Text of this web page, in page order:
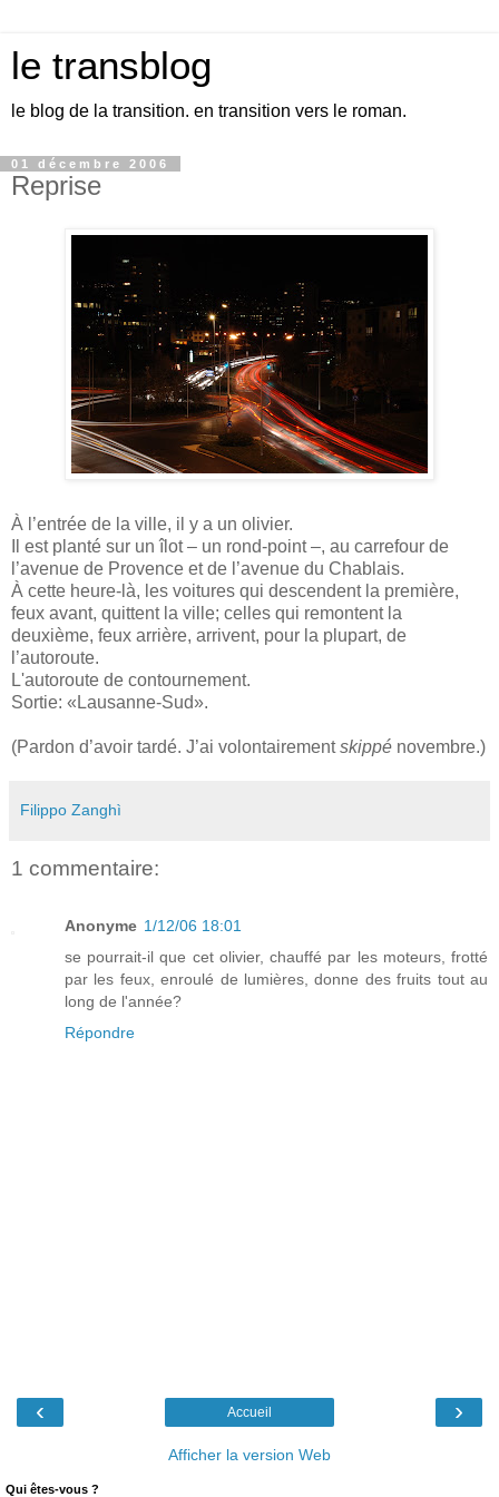
le transblog
le blog de la transition. en transition vers le roman.
01 décembre 2006
Reprise
À l’entrée de la ville, il y a un olivier.
Il est planté sur un îlot – un rond-point –, au carrefour de
l’avenue de Provence et de l’avenue du Chablais.
À cette heure-là, les voitures qui descendent la première,
feux avant, quittent la ville; celles qui remontent la
deuxième, feux arrière, arrivent, pour la plupart, de
l’autoroute.
L'autoroute de contournement.
Sortie: «Lausanne-Sud».
(Pardon d’avoir tardé. J’ai volontairementskippé novembre.)
Filippo Zanghì
1 commentaire:
Anonyme 1/12/06 18:01
se pourrait-il que cet olivier, chauffé par les moteurs, frotté
par les feux, enroulé de lumières, donne des fruits tout au
long de l'année?
Répondre
‹ ›
Accueil
Afficher la version Web
Qui êtes-vous ?